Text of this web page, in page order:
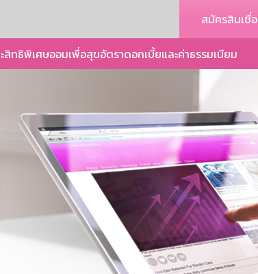
สมัครสินเชื่อ
สิทธิพิเศษออมเพื่อสุขอัตราดอกเบี้ยและค่าธรรมเนียม